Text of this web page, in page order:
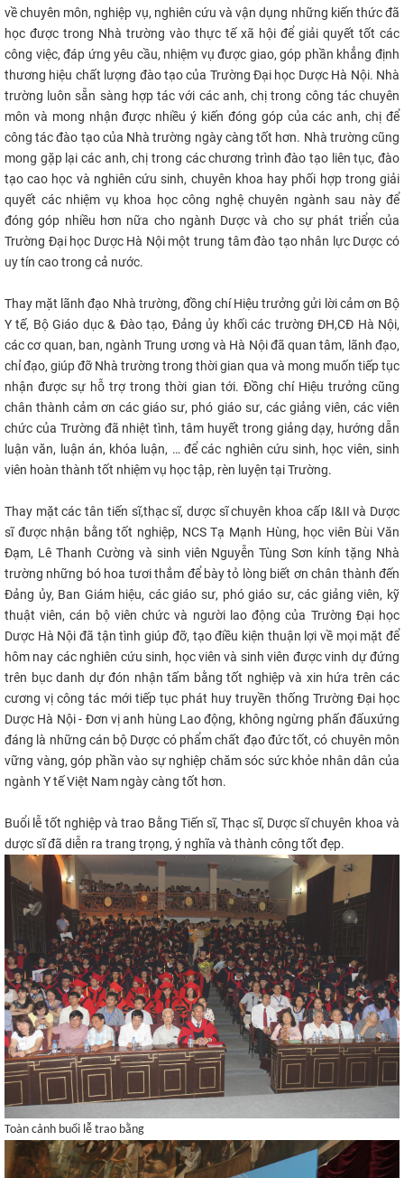
về chuyên môn, nghiệp vụ, nghiên cứu và vận dụng những kiến thức đã
học được trong Nhà trường vào thực tế xã hội để giải quyết tốt các
công việc, đáp ứng yêu cầu, nhiệm vụ được giao, góp phần khẳng định
thương hiệu chất lượng đào tạo của Trường Đại học Dược Hà Nội. Nhà
trường luôn sẵn sàng hợp tác với các anh, chị trong công tác chuyên
môn và mong nhận được nhiều ý kiến đóng góp của các anh, chị để
công tác đào tạo của Nhà trường ngày càng tốt hơn. Nhà trường cũng
mong gặp lại các anh, chị trong các chương trình đào tạo liên tục, đào
tạo cao học và nghiên cứu sinh, chuyên khoa hay phối hợp trong giải
quyết các nhiệm vụ khoa học công nghệ chuyên ngành sau này để
đóng góp nhiều hơn nữa cho ngành Dược và cho sự phát triển của
Trường Đại học Dược Hà Nội một trung tâm đào tạo nhân lực Dược có
uy tín cao trong cả nước.
Thay mặt lãnh đạo Nhà trường, đồng chí Hiệu trưởng gửi lời cảm ơn Bộ
Y tế, Bộ Giáo dục & Đào tạo, Đảng ủy khối các trường ĐH,CĐ Hà Nội,
các cơ quan, ban, ngành Trung ương và Hà Nội đã quan tâm, lãnh đạo,
chỉ đạo, giúp đỡ Nhà trường trong thời gian qua và mong muốn tiếp tục
nhận được sự hỗ trợ trong thời gian tới. Đồng chí Hiệu trưởng cũng
chân thành cảm ơn các giáo sư, phó giáo sư, các giảng viên, các viên
chức của Trường đã nhiệt tình, tâm huyết trong giảng dạy, hướng dẫn
luận văn, luận án, khóa luận, … để các nghiên cứu sinh, học viên, sinh
viên hoàn thành tốt nhiệm vụ học tập, rèn luyện tại Trường.
Thay mặt các tân tiến sĩ,thạc sĩ, dược sĩ chuyên khoa cấp I&II và Dược
sĩ được nhận bằng tốt nghiệp, NCS Tạ Mạnh Hùng, học viên Bùi Văn
Đạm, Lê Thanh Cường và sinh viên Nguyễn Tùng Sơn kính tặng Nhà
trường những bó hoa tươi thắm để bày tỏ lòng biết ơn chân thành đến
Đảng ủy, Ban Giám hiệu, các giáo sư, phó giáo sư, các giảng viên, kỹ
thuật viên, cán bộ viên chức và người lao động của Trường Đại học
Dược Hà Nội đã tận tình giúp đỡ, tạo điều kiện thuận lợi về mọi mặt để
hôm nay các nghiên cứu sinh, học viên và sinh viên được vinh dự đứng
trên bục danh dự đón nhận tấm bằng tốt nghiệp và xin hứa trên các
cương vị công tác mới tiếp tục phát huy truyền thống Trường Đại học
Dược Hà Nội - Đơn vị anh hùng Lao động, không ngừng phấn đấuxứng
đáng là những cán bộ Dược có phẩm chất đạo đức tốt, có chuyên môn
vững vàng, góp phần vào sự nghiệp chăm sóc sức khỏe nhân dân của
ngành Y tế Việt Nam ngày càng tốt hơn.
Buổi lễ tốt nghiệp và trao Bằng Tiến sĩ, Thạc sĩ, Dược sĩ chuyên khoa và
dược sĩ đã diễn ra trang trọng, ý nghĩa và thành công tốt đẹp.
Toàn cảnh buổi lễ trao bằng